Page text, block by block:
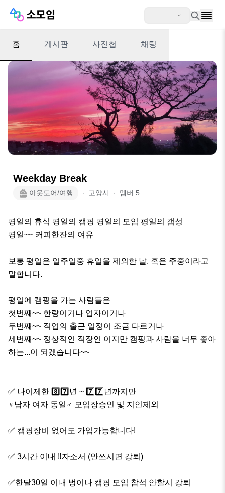
홈 게시판 사진첩 채팅
Weekday Break
아웃도어/여행 ∙ 고양시 ∙ 멤버 5
평일의 휴식 평일의 캠핑 평일의 모임 평일의 갬성
평일~~ 커피한잔의 여유
보통 평일은 일주일중 휴일을 제외한 날. 혹은 주중이라고
말합니다.
평일에 캠핑을 가는 사람들은
첫번째~~ 한량이거나 업자이거나
두번째~~ 직업의 출근 일정이 조금 다르거나
세번째~~ 정상적인 직장인 이지만 캠핑과 사람을 너무 좋아
하는...이 되겠습니다~~
✅ 나이제한 8️⃣7️⃣년 ~ 7️⃣7️⃣년까지만
♀️남자 여자 동일♂️ 모임장승인 및 지인제외
✅ 캠핑장비 없어도 가입가능합니다!
✅ 3시간 이내 ‼️자소서 (안쓰시면 강퇴)
✅한달30일 이내 벙이나 캠핑 모임 참석 안할시 강퇴